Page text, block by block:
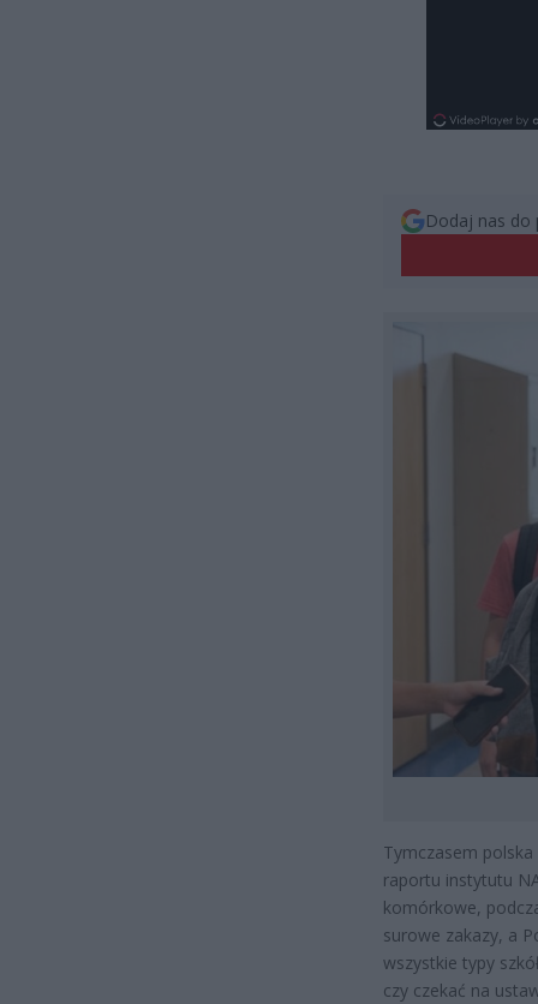
Dodaj nas do
Tymczasem
raportu instytutu
komórkowe,
surowe zakazy, a
wszystkie typy
czy czekać na